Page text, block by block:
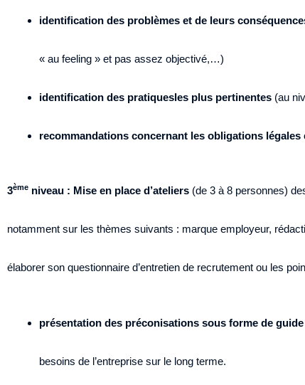
identification des problèmes et de leurs
« au feeling » et pas assez objectivé,…)
identification des pratiquesles plus pertinentes (au
recommandations concernant les obligations
3ème niveau : Mise en place d’ateliers (de 3 à 8 personnes)
notamment sur les thèmes suivants : marque employeur,
élaborer son questionnaire d’entretien de recrutement ou les
présentation des préconisations sous forme de
besoins de l’entreprise sur le long terme.